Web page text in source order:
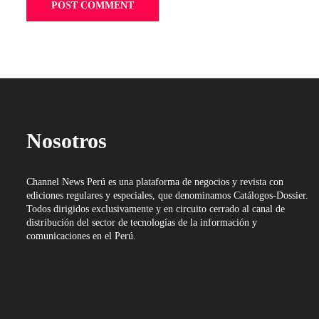
Nosotros
Channel News Perú es una plataforma de negocios y revista con
ediciones regulares y especiales, que denominamos Catálogos-Dossier.
Todos dirigidos exclusivamente y en circuito cerrado al canal de
distribución del sector de tecnologías de la información y
comunicaciones en el Perú.